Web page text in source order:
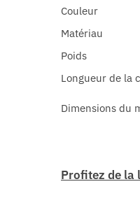
Couleur
Matériau
Poids
Longueur de la
Dimensions du
Profitez de la